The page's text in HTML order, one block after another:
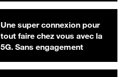
Une super connexion pour
tout faire chez vous avec la
5G. Sans engagement